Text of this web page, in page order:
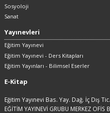
Sosyoloji
Sanat
Yayınevleri
Eğitim Yayınevi
Eğitim Yayınevi - Ders Kitapları
Eğitim Yayınları - Bilimsel Eserler
E-Kitap
Eğitim Yayınevi Bas. Yay. Dağ. İç Dış
EĞİTİM YAYINEVİ GRUBU MERKEZ